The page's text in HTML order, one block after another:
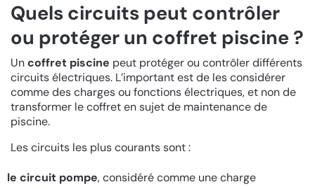
Quels circuits peut contrôler
ou protéger un coffret piscine ?
Uncoffret piscine peut protéger ou contrôler différents
circuits électriques. L’important est de les considérer
comme des charges ou fonctions électriques, et non de
transformer le coffret en sujet de maintenance de
piscine.
Les circuits les plus courants sont :
le circuit pompe, considéré comme une charge